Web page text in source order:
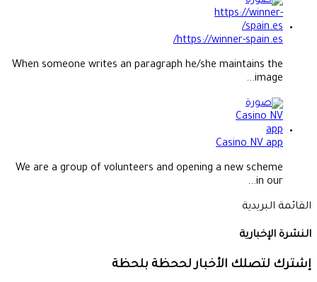
https://winner-spain.es/
When someone writes an paragraph he/she maintains the
image...
Casino NV app
We are a group of volunteers and opening a new scheme
in our...
القائمة البريدية
النشرة الإخبارية
إشترك لتصلك الأخبار لححظة بلحظة